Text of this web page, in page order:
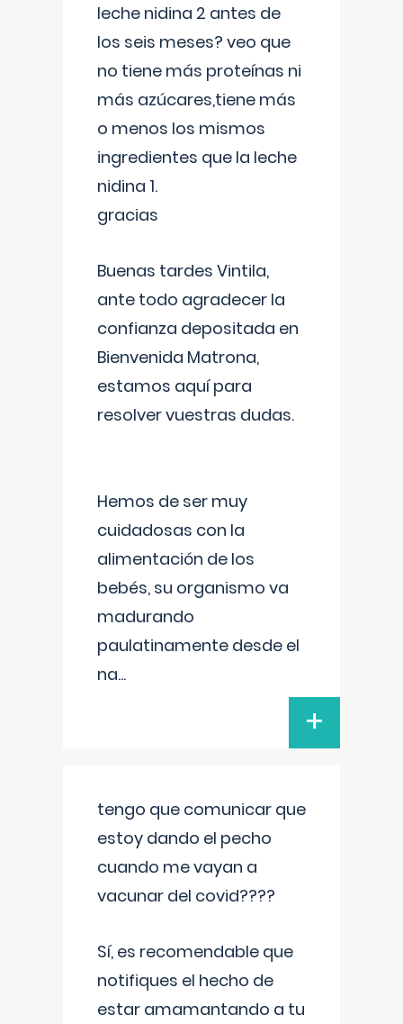
leche nidina 2 antes de
los seis meses? veo que
no tiene más proteínas ni
más azúcares,tiene más
o menos los mismos
ingredientes que la leche
nidina 1.
gracias
Buenas tardes Vintila,
ante todo agradecer la
confianza depositada en
Bienvenida Matrona,
estamos aquí para
resolver vuestras dudas.
Hemos de ser muy
cuidadosas con la
alimentación de los
bebés, su organismo va
madurando
paulatinamente desde el
na...
+
tengo que comunicar que
estoy dando el pecho
cuando me vayan a
vacunar del covid????
Sí, es recomendable que
notifiques el hecho de
estar amamantando a tu